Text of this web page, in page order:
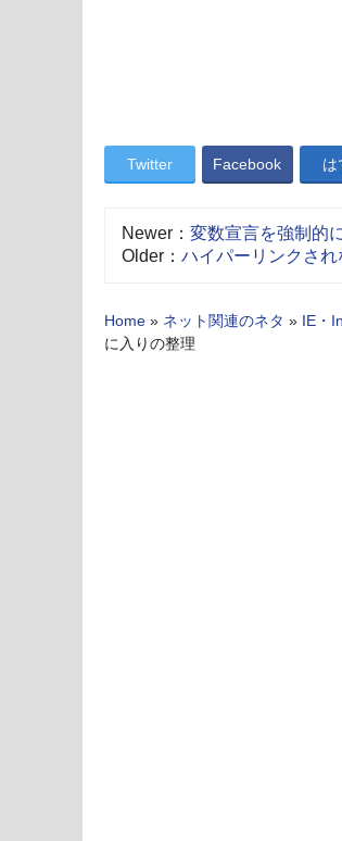
Twitter Facebook は
Newer： 変数宣言を強制的
Older： ハイパーリンクさ
Home » ネット関連のネタ » IE・
に入りの整理